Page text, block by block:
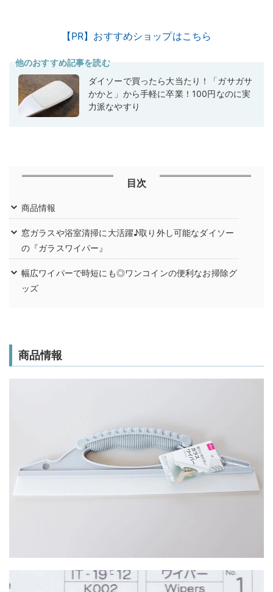
【PR】おすすめショップはこちら
他のおすすめ記事を読む
ダイソーで買ったら大当たり！「ガサガサ
かかと」から手軽に卒業！100円なのに実
力派なやすり
目次
商品情報
窓ガラスや浴室清掃に大活躍♪取り外し可能なダイソー
の『ガラスワイパー』
幅広ワイパーで時短にも◎ワンコインの便利なお掃除グ
ッズ
商品情報